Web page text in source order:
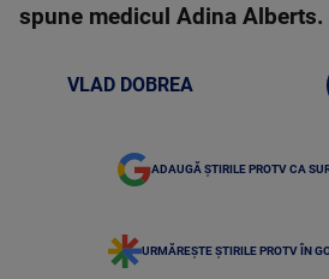
spune medicul Adina Alberts.
VLAD DOBREA
ADAUGĂ ȘTIRILE PROTV CA
URMĂREȘTE ȘTIRILE PROTV ÎN